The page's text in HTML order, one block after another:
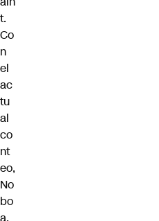
t.
Co
n
el
ac
tu
al
co
nt
eo,
No
bo
a,